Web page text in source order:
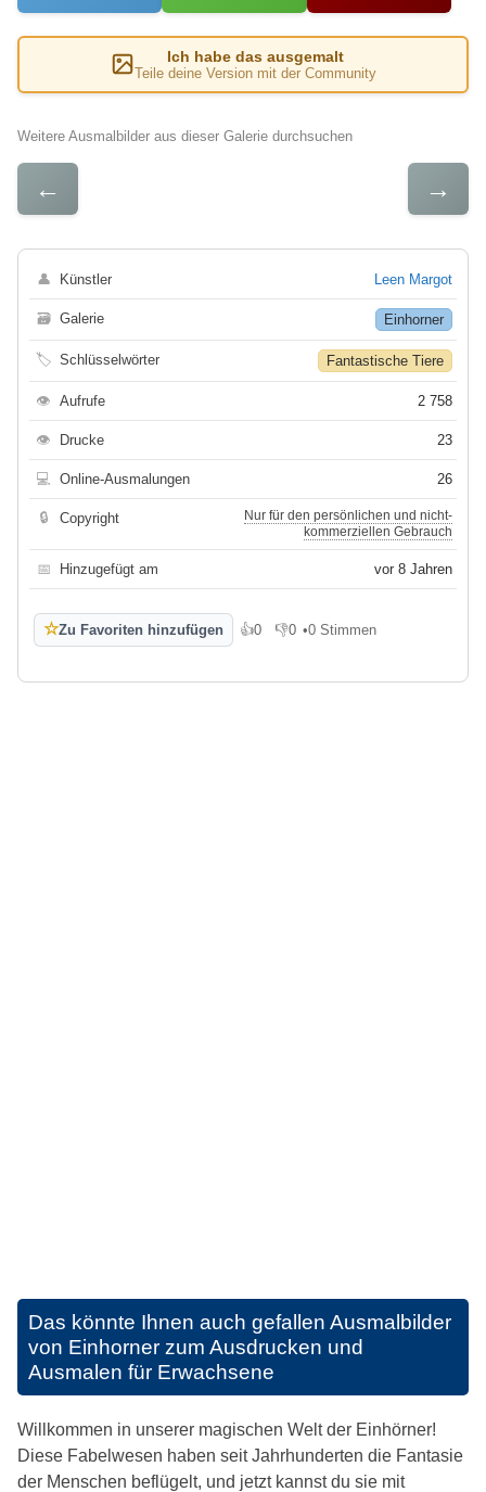
Ich habe das ausgemalt
Teile deine Version mit der Community
Weitere Ausmalbilder aus dieser Galerie durchsuchen
← →
👤 Künstler Leen Margot
🗃 Galerie Einhorner
🏷 Schlüsselwörter Fantastische Tiere
👁 Aufrufe 2 758
👁 Drucke 23
💻 Online-Ausmalungen 26
🔒 Copyright
Nur für den persönlichen und nicht-
kommerziellen Gebrauch
📅 Hinzugefügt am vor 8 Jahren
☆Zu Favoriten hinzufügen 👍0
Gefällt mir
👎0
Gefällt mir nicht
•0 Stimmen
Das könnte Ihnen auch gefallen Ausmalbilder
von Einhorner zum Ausdrucken und
Ausmalen für Erwachsene
Willkommen in unserer magischen Welt der Einhörner!
Diese Fabelwesen haben seit Jahrhunderten die Fantasie
der Menschen beflügelt, und jetzt kannst du sie mit